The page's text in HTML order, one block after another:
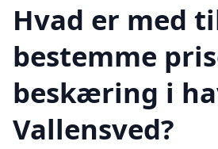
Hvad er med
bestemme
beskæring i
Vallensved?